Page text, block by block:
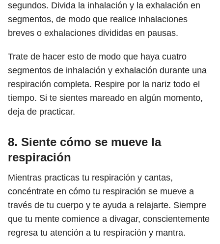
segundos. Divida la inhalación y la exhalación en
segmentos, de modo que realice inhalaciones
breves o exhalaciones divididas en pausas.
Trate de hacer esto de modo que haya cuatro
segmentos de inhalación y exhalación durante una
respiración completa. Respire por la nariz todo el
tiempo. Si te sientes mareado en algún momento,
deja de practicar.
8. Siente cómo se mueve la
respiración
Mientras practicas tu respiración y cantas,
concéntrate en cómo tu respiración se mueve a
través de tu cuerpo y te ayuda a relajarte. Siempre
que tu mente comience a divagar, conscientemente
regresa tu atención a tu respiración y mantra.